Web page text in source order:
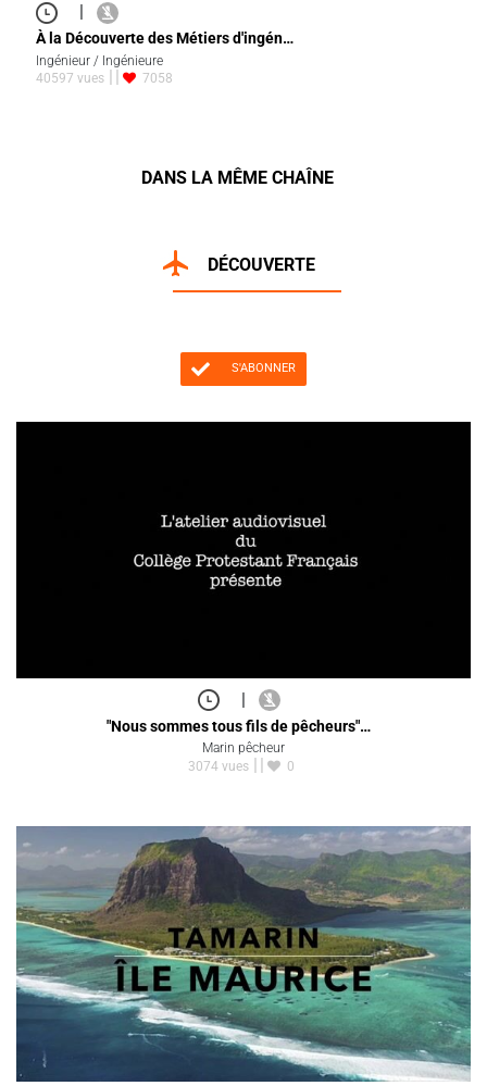
|
À la Découverte des Métiers d'ingén…
Ingénieur / Ingénieure
40597 vues
7058
DANS LA MÊME CHAÎNE
DÉCOUVERTE
S'ABONNER
|
"Nous sommes tous fils de pêcheurs"…
Marin pêcheur
3074 vues
0